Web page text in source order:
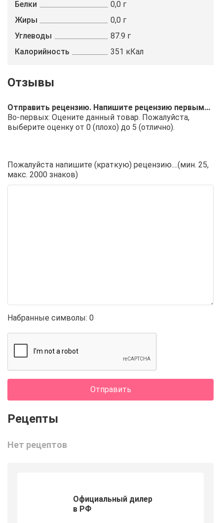
Белки
0,0 г
Жиры
0,0 г
Углеводы
87.9 г
Калорийность
351 кКал
Отправить рецензию. Напишите рецензию первым...
Во-первых: Оцените данный товар. Пожалуйста,
выберите оценку от 0 (плохо) до 5 (отлично).
Пожалуйста напишите (краткую) рецензию....(мин. 25,
макс. 2000 знаков)
Набранные символы: 0
Отправить
Нет рецептов
Официальный дилер
в РФ